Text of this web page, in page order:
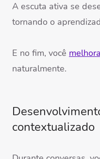
A escuta ativa se
tornando o
E no fim, você
naturalmente.
contextualizado